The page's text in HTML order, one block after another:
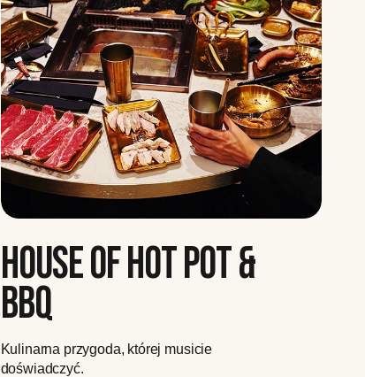
HOUSE OF HOT POT &
BBQ
Kulinarna przygoda, której musicie
doświadczyć.